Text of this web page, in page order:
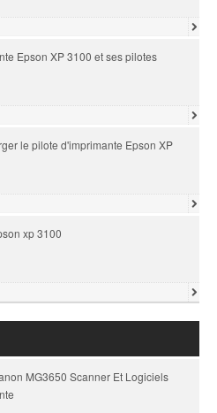
Epson XP 3100 et ses pilotes
le pilote d'imprimante Epson XP
xp 3100
MG3650 Scanner Et Logiciels